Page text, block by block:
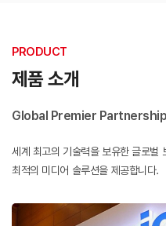
PRODUCT
제품 소개
Global Premier Partnership
세계 최고의 기술력을 보유한 글로벌
최적의 미디어 솔루션을 제공합니다.